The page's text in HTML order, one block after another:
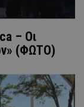
– Οι
(ΦΩΤΟ)